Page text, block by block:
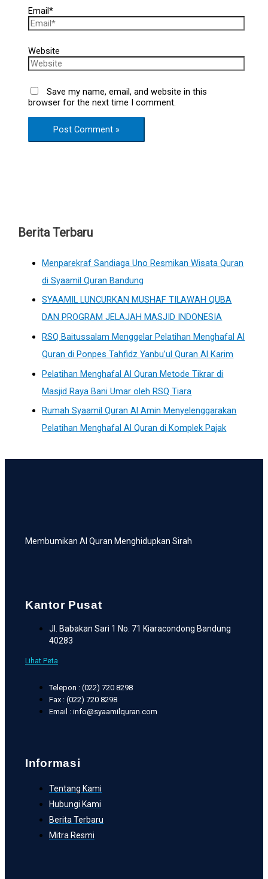
Email*
Website
Save my name, email, and website in this
browser for the next time I comment.
Berita Terbaru
Menparekraf Sandiaga Uno Resmikan Wisata Quran
di Syaamil Quran Bandung
SYAAMIL LUNCURKAN MUSHAF TILAWAH QUBA
DAN PROGRAM JELAJAH MASJID INDONESIA
RSQ Baitussalam Menggelar Pelatihan Menghafal Al
Quran di Ponpes Tahfidz Yanbu’ul Quran Al Karim
Pelatihan Menghafal Al Quran Metode Tikrar di
Masjid Raya Bani Umar oleh RSQ Tiara
Rumah Syaamil Quran Al Amin Menyelenggarakan
Pelatihan Menghafal Al Quran di Komplek Pajak
Membumikan Al Quran Menghidupkan Sirah
Kantor Pusat
Jl. Babakan Sari 1 No. 71 Kiaracondong Bandung
40283
Lihat Peta
Telepon : (022) 720 8298
Fax : (022) 720 8298
Email : info@syaamilquran.com
Informasi
Tentang Kami
Hubungi Kami
Berita Terbaru
Mitra Resmi